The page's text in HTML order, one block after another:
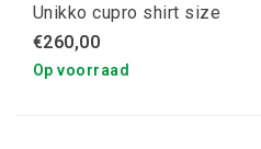
Unikko cupro shirt size
38
€260,00
Op voorraad